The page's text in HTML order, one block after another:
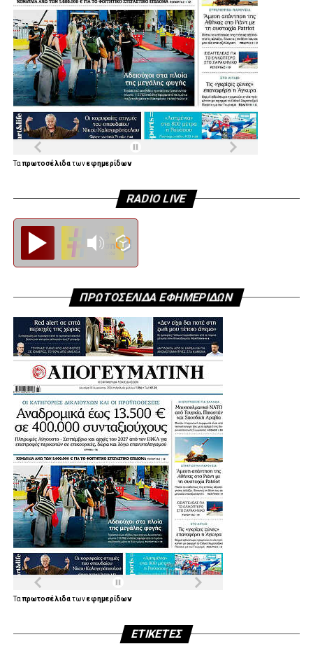
Ταπρωτοσέλιδατωνεφημερίδων
RADIO LIVE
ΠΡΩΤΟΣΕΛΙΔΑ ΕΦΗΜΕΡΙΔΩΝ
Ταπρωτοσέλιδατωνεφημερίδων
ΕΤΙΚΈΤΕΣ